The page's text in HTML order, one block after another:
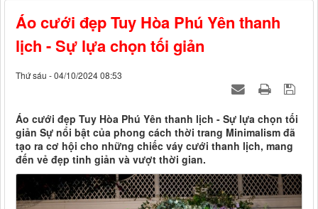
Áo cưới đẹp Tuy Hòa Phú Yên thanh
lịch - Sự lựa chọn tối giản
Thứ sáu - 04/10/2024 08:53
Áo cưới đẹp Tuy Hòa Phú Yên thanh lịch - Sự lựa chọn tối
giản Sự nổi bật của phong cách thời trang Minimalism đã
tạo ra cơ hội cho những chiếc váy cưới thanh lịch, mang
đến vẻ đẹp tinh giản và vượt thời gian.